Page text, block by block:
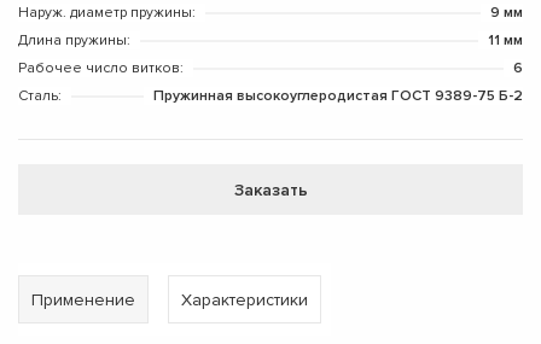
Наруж. диаметр пружины:
9 мм
Длина пружины:
11 мм
Рабочее число витков:
6
Сталь:
Пружинная высокоуглеродистая ГОСТ 9389-75 Б-2
Заказать
Применение Характеристики